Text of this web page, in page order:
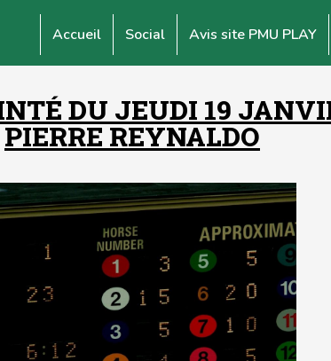
Accueil Social Avis site PMU PLAY
DU JEUDI 19
PIERRE REYNALDO